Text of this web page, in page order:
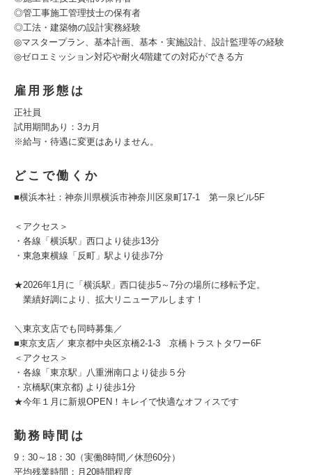
◎管工事施工管理技士の保有者
◎工法・建築物の設計実務経験
◎マスタープラン、基本計画、基本・実施設計、設計監理等の経験
◎ゼロエミッション対応や耐火4階建ての対応ができる方
雇用形態は
正社員
試用期間あり：3カ月
※給与・待遇に変更はありません。
どこで働くか
■横浜本社：神奈川県横浜市神奈川区泉町17-1 第一泉ビル5F
＜アクセス＞
・各線「横浜駅」西口より徒歩13分
・東急東横線「反町」駅より徒歩7分
★2026年1月に「横浜駅」西口徒歩5～7分の場所に移転予定。
業績好調により、拡大リニューアルします！
＼東京支店でも同時募集／
■東京支店／ 東京都中央区京橋2-1-3 京橋トラストタワー6F
＜アクセス＞
・各線「東京駅」八重洲南口より徒歩５分
・京橋駅(東京都) より徒歩1分
★今年１月に新規OPEN！キレイで快適なオフィスです
勤務時間は
9：30～18：30（実働8時間／休憩60分）
平均残業時間：月20時間程度